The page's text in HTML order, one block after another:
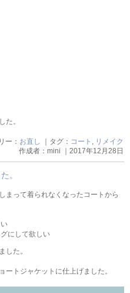
た。
ー： お直し ｜タグ： コート , リメイク
作成者：mini ｜2017年12月28日
。
まって着られなくなったコートから
にして欲しい
した。
ートジャケットに仕上げました。